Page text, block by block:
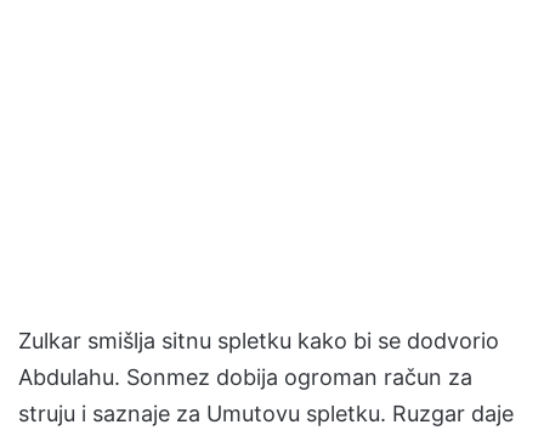
Zulkar smišlja sitnu spletku kako bi se dodvorio
Abdulahu. Sonmez dobija ogroman račun za
struju i saznaje za Umutovu spletku. Ruzgar daje